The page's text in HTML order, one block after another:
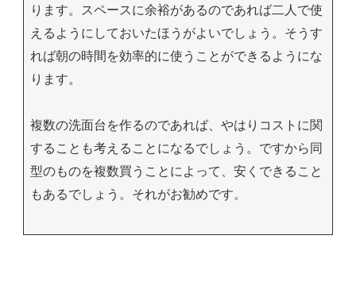
ります。スペースに余裕があるのであれば二人で使
えるようにしておいたほうがよいでしょう。そうす
れば朝の時間を効率的に使うことができるようにな
ります。
複数の洗面台を作るのであれば、やはりコストに関
することも考えることになるでしょう。ですから同
型のものを複数買うことによって、安くできること
もあるでしょう。それがお勧めです。